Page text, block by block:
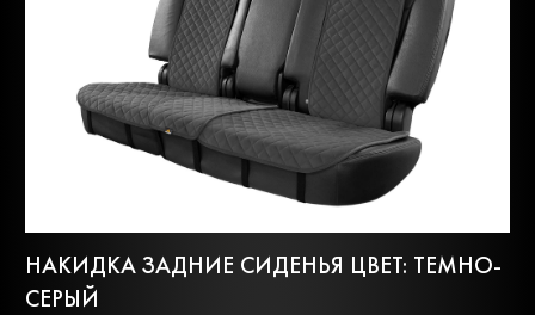
НАКИДКА ЗАДНИЕ СИДЕНЬЯ ЦВЕТ: ТЕМНО-
СЕРЫЙ